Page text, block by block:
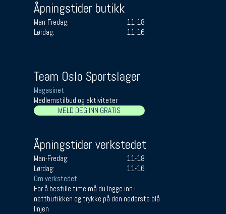
Åpningstider butikk
Man-Fredag:
11-18
Lørdag:
11-16
Team Oslo Sportslager
Magasinet
Medlemstilbud og aktiviteter
MELD DEG INN GRATIS
Åpningstider verkstedet
Man-Fredag:
11-18
Lørdag:
11-16
Om verkstedet
For å bestille time må du logge inn i
nettbutikken og trykke på den nederste blå
linjen